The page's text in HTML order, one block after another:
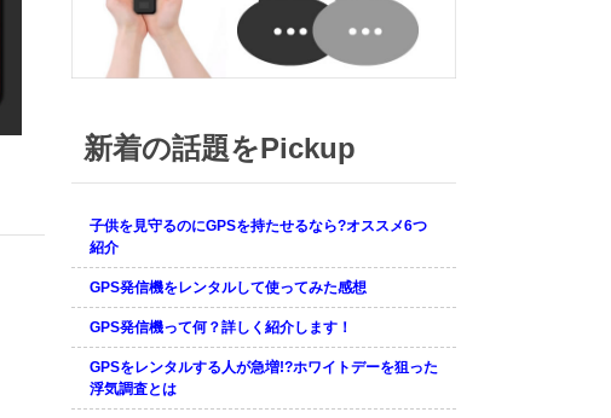
新着の話題をPickup
子供を見守るのにGPSを持たせるなら?オススメ6つ
紹介
GPS発信機をレンタルして使ってみた感想
GPS発信機って何？詳しく紹介します！
GPSをレンタルする人が急増!?ホワイトデーを狙った
浮気調査とは